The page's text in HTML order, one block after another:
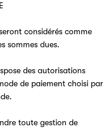
considérés comme
sommes dues.
des autorisations
de paiement choisi par
toute gestion de